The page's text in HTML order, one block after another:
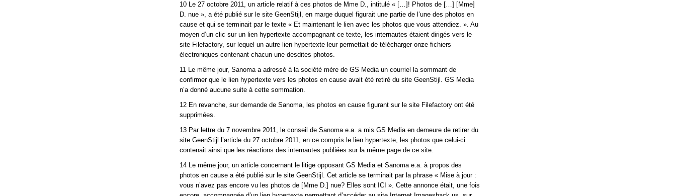
10 Le 27 octobre 2011, un article relatif à ces photos de Mme D., intitulé « […]! Photos de […] [Mme]
D. nue », a été publié sur le site GeenStijl, en marge duquel figurait une partie de l’une des photos en
cause et qui se terminait par le texte « Et maintenant le lien avec les photos que vous attendiez. ». Au
moyen d’un clic sur un lien hypertexte accompagnant ce texte, les internautes étaient dirigés vers le
site Filefactory, sur lequel un autre lien hypertexte leur permettait de télécharger onze fichiers
électroniques contenant chacun une desdites photos.
11 Le même jour, Sanoma a adressé à la société mère de GS Media un courriel la sommant de
confirmer que le lien hypertexte vers les photos en cause avait été retiré du site GeenStijl. GS Media
n’a donné aucune suite à cette sommation.
12 En revanche, sur demande de Sanoma, les photos en cause figurant sur le site Filefactory ont été
supprimées.
13 Par lettre du 7 novembre 2011, le conseil de Sanoma e.a. a mis GS Media en demeure de retirer du
site GeenStijl l’article du 27 octobre 2011, en ce compris le lien hypertexte, les photos que celui-ci
contenait ainsi que les réactions des internautes publiées sur la même page de ce site.
14 Le même jour, un article concernant le litige opposant GS Media et Sanoma e.a. à propos des
photos en cause a été publié sur le site GeenStijl. Cet article se terminait par la phrase « Mise à jour :
vous n’avez pas encore vu les photos de [Mme D.] nue? Elles sont ICI ». Cette annonce était, une fois